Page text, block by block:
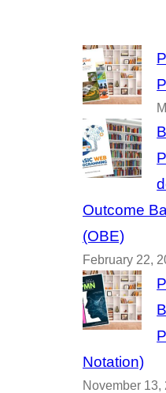
Outcome
(OBE)
February 22,
Notation)
November 13,